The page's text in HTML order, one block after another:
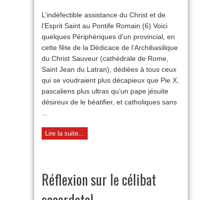
du
Christ
de
l’Esprit
Saint
au
Pontife
romain
(6)
L’indéfectible assistance du Christ et de
l’Esprit Saint au Pontife Romain (6) Voici
quelques Périphériques d’un provincial, en
cette fête de la Dédicace de l’Archibasilique
du Christ Sauveur (cathédrale de Rome,
Saint Jean du Latran), dédiées à tous ceux
qui se voudraient plus décapieux que Pie X,
pascaliens plus ultras qu’un pape jésuite
désireux de le béatifier, et catholiques sans
...
Lire la suite...
Réflexion sur le célibat